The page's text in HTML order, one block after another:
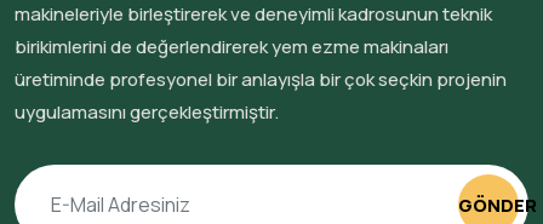
makineleriyle birleştirerek ve deneyimli kadrosunun teknik
birikimlerini de değerlendirerek yem ezme makinaları
üretiminde profesyonel bir anlayışla bir çok seçkin projenin
uygulamasını gerçekleştirmiştir.
GÖNDER